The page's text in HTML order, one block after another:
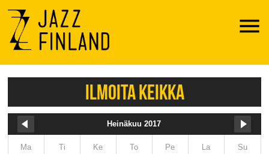
Menu
ILMOITA KEIKKA
Heinäkuu 2017
Ma Ti Ke To Pe La Su